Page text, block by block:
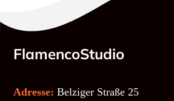
FlamencoStudio
Adresse: Belziger Straße 25